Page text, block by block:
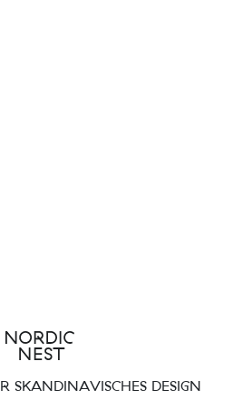
SKANDINAVISCHES DESIGN